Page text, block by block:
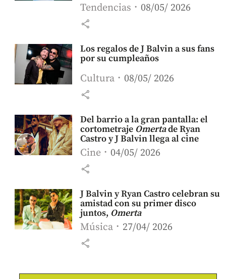
Tendencias 08/05/ 2026
share
Los regalos de J Balvin a sus fans
por su cumpleaños
Cultura 08/05/ 2026
share
Del barrio a la gran pantalla: el
cortometraje Omertade Ryan
Castro y J Balvin llega al cine
Cine 04/05/ 2026
share
J Balvin y Ryan Castro celebran su
amistad con su primer disco
juntos, Omerta
Música 27/04/ 2026
share